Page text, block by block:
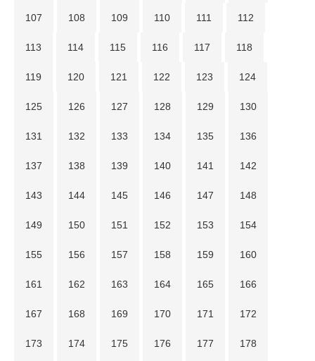
107 108 109 110 111 112
113 114 115 116 117 118
119 120 121 122 123 124
125 126 127 128 129 130
131 132 133 134 135 136
137 138 139 140 141 142
143 144 145 146 147 148
149 150 151 152 153 154
155 156 157 158 159 160
161 162 163 164 165 166
167 168 169 170 171 172
173 174 175 176 177 178